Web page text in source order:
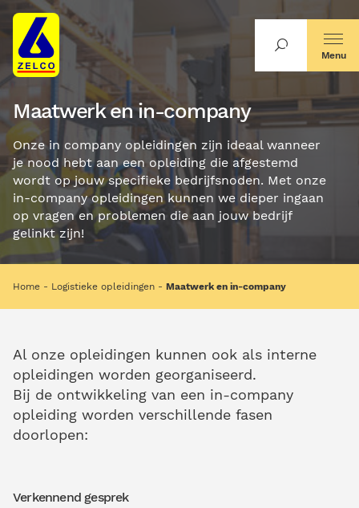
Maatwerk en in-company
Onze in company opleidingen zijn ideaal wanneer
je nood hebt aan een opleiding die afgestemd
wordt op jouw specifieke bedrijfsnoden. Met onze
in-company opleidingen kunnen we dieper ingaan
op vragen en problemen die aan jouw bedrijf
gelinkt zijn!
Home Logistieke opleidingen Maatwerk en in-company
Menu
Al onze opleidingen kunnen ook als interne
opleidingen worden georganiseerd.
Bij de ontwikkeling van een in-company
opleiding worden verschillende fasen
doorlopen:
Verkennend gesprek